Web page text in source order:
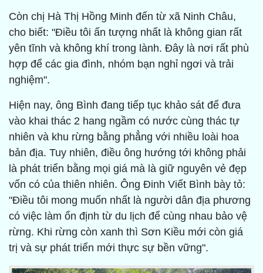
Còn chị Hà Thị Hồng Minh đến từ xã Ninh Châu,
cho biết: "Điều tôi ấn tượng nhất là không gian rất
yên tĩnh và không khí trong lành. Đây là nơi rất phù
hợp để các gia đình, nhóm bạn nghỉ ngơi và trải
nghiệm".
Hiện nay, ông Bình đang tiếp tục khảo sát để đưa
vào khai thác 2 hang ngầm có nước cùng thác tự
nhiên và khu rừng bằng phẳng với nhiều loài hoa
bản địa. Tuy nhiên, điều ông hướng tới không phải
là phát triển bằng mọi giá mà là giữ nguyên vẻ đẹp
vốn có của thiên nhiên. Ông Đinh Viết Bình bày tỏ:
"Điều tôi mong muốn nhất là người dân địa phương
có việc làm ổn định từ du lịch để cùng nhau bảo vệ
rừng. Khi rừng còn xanh thì Sơn Kiều mới còn giá
trị và sự phát triển mới thực sự bền vững".